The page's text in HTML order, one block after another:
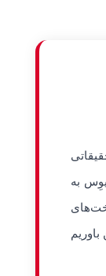
تحقیقاتی
به